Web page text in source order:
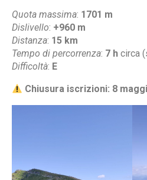
Quota massima: 1701 m
Dislivello: +960 m
Distanza: 15 km
Tempo di percorrenza: 7 h circa
Difficoltà: E
Chiusura iscrizioni: 8